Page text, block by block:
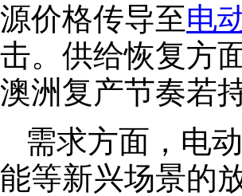
源价格传导至电
击。供给恢复方
澳洲复产节奏若
需求方面，电
能等新兴场景的